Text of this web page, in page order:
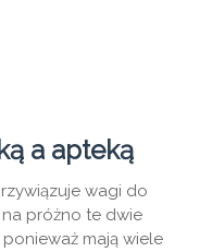
a apteką
wagi do
próżno te dwie
mają wiele